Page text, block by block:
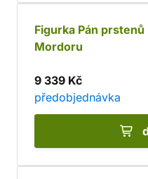
Figurka Pán
Mordoru
9 339 Kč
předobjednávka